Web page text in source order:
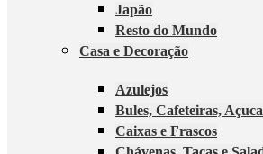
Japão
Resto do Mundo
Casa e Decoração
Azulejos
Bules, Cafeteiras,
Caixas e Frascos